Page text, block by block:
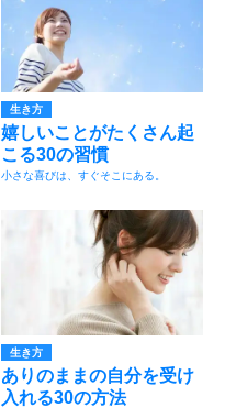
生き方
嬉しいことがたくさん起
こる30の習慣
小さな喜びは、すぐそこにある。
生き方
ありのままの自分を受け
入れる30の方法